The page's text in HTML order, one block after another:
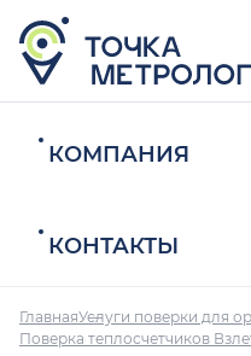
КОМПАНИЯ
КОНТАКТЫ
ГлавнаяУслуги поверки для
Поверка теплосчетчиков